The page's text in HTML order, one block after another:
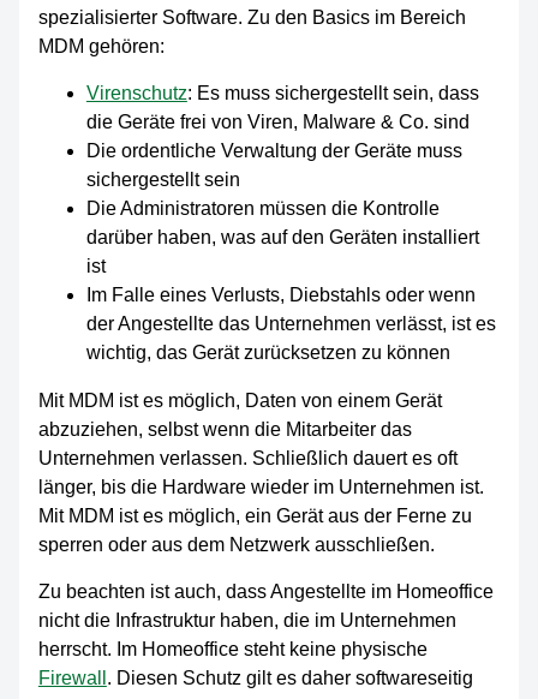
spezialisierter Software. Zu den Basics im Bereich
MDM gehören:
Virenschutz: Es muss sichergestellt sein, dass
die Geräte frei von Viren, Malware & Co. sind
Die ordentliche Verwaltung der Geräte muss
sichergestellt sein
Die Administratoren müssen die Kontrolle
darüber haben, was auf den Geräten installiert
ist
Im Falle eines Verlusts, Diebstahls oder wenn
der Angestellte das Unternehmen verlässt, ist es
wichtig, das Gerät zurücksetzen zu können
Mit MDM ist es möglich, Daten von einem Gerät
abzuziehen, selbst wenn die Mitarbeiter das
Unternehmen verlassen. Schließlich dauert es oft
länger, bis die Hardware wieder im Unternehmen ist.
Mit MDM ist es möglich, ein Gerät aus der Ferne zu
sperren oder aus dem Netzwerk ausschließen.
Zu beachten ist auch, dass Angestellte im Homeoffice
nicht die Infrastruktur haben, die im Unternehmen
herrscht. Im Homeoffice steht keine physische
Firewall . Diesen Schutz gilt es daher softwareseitig